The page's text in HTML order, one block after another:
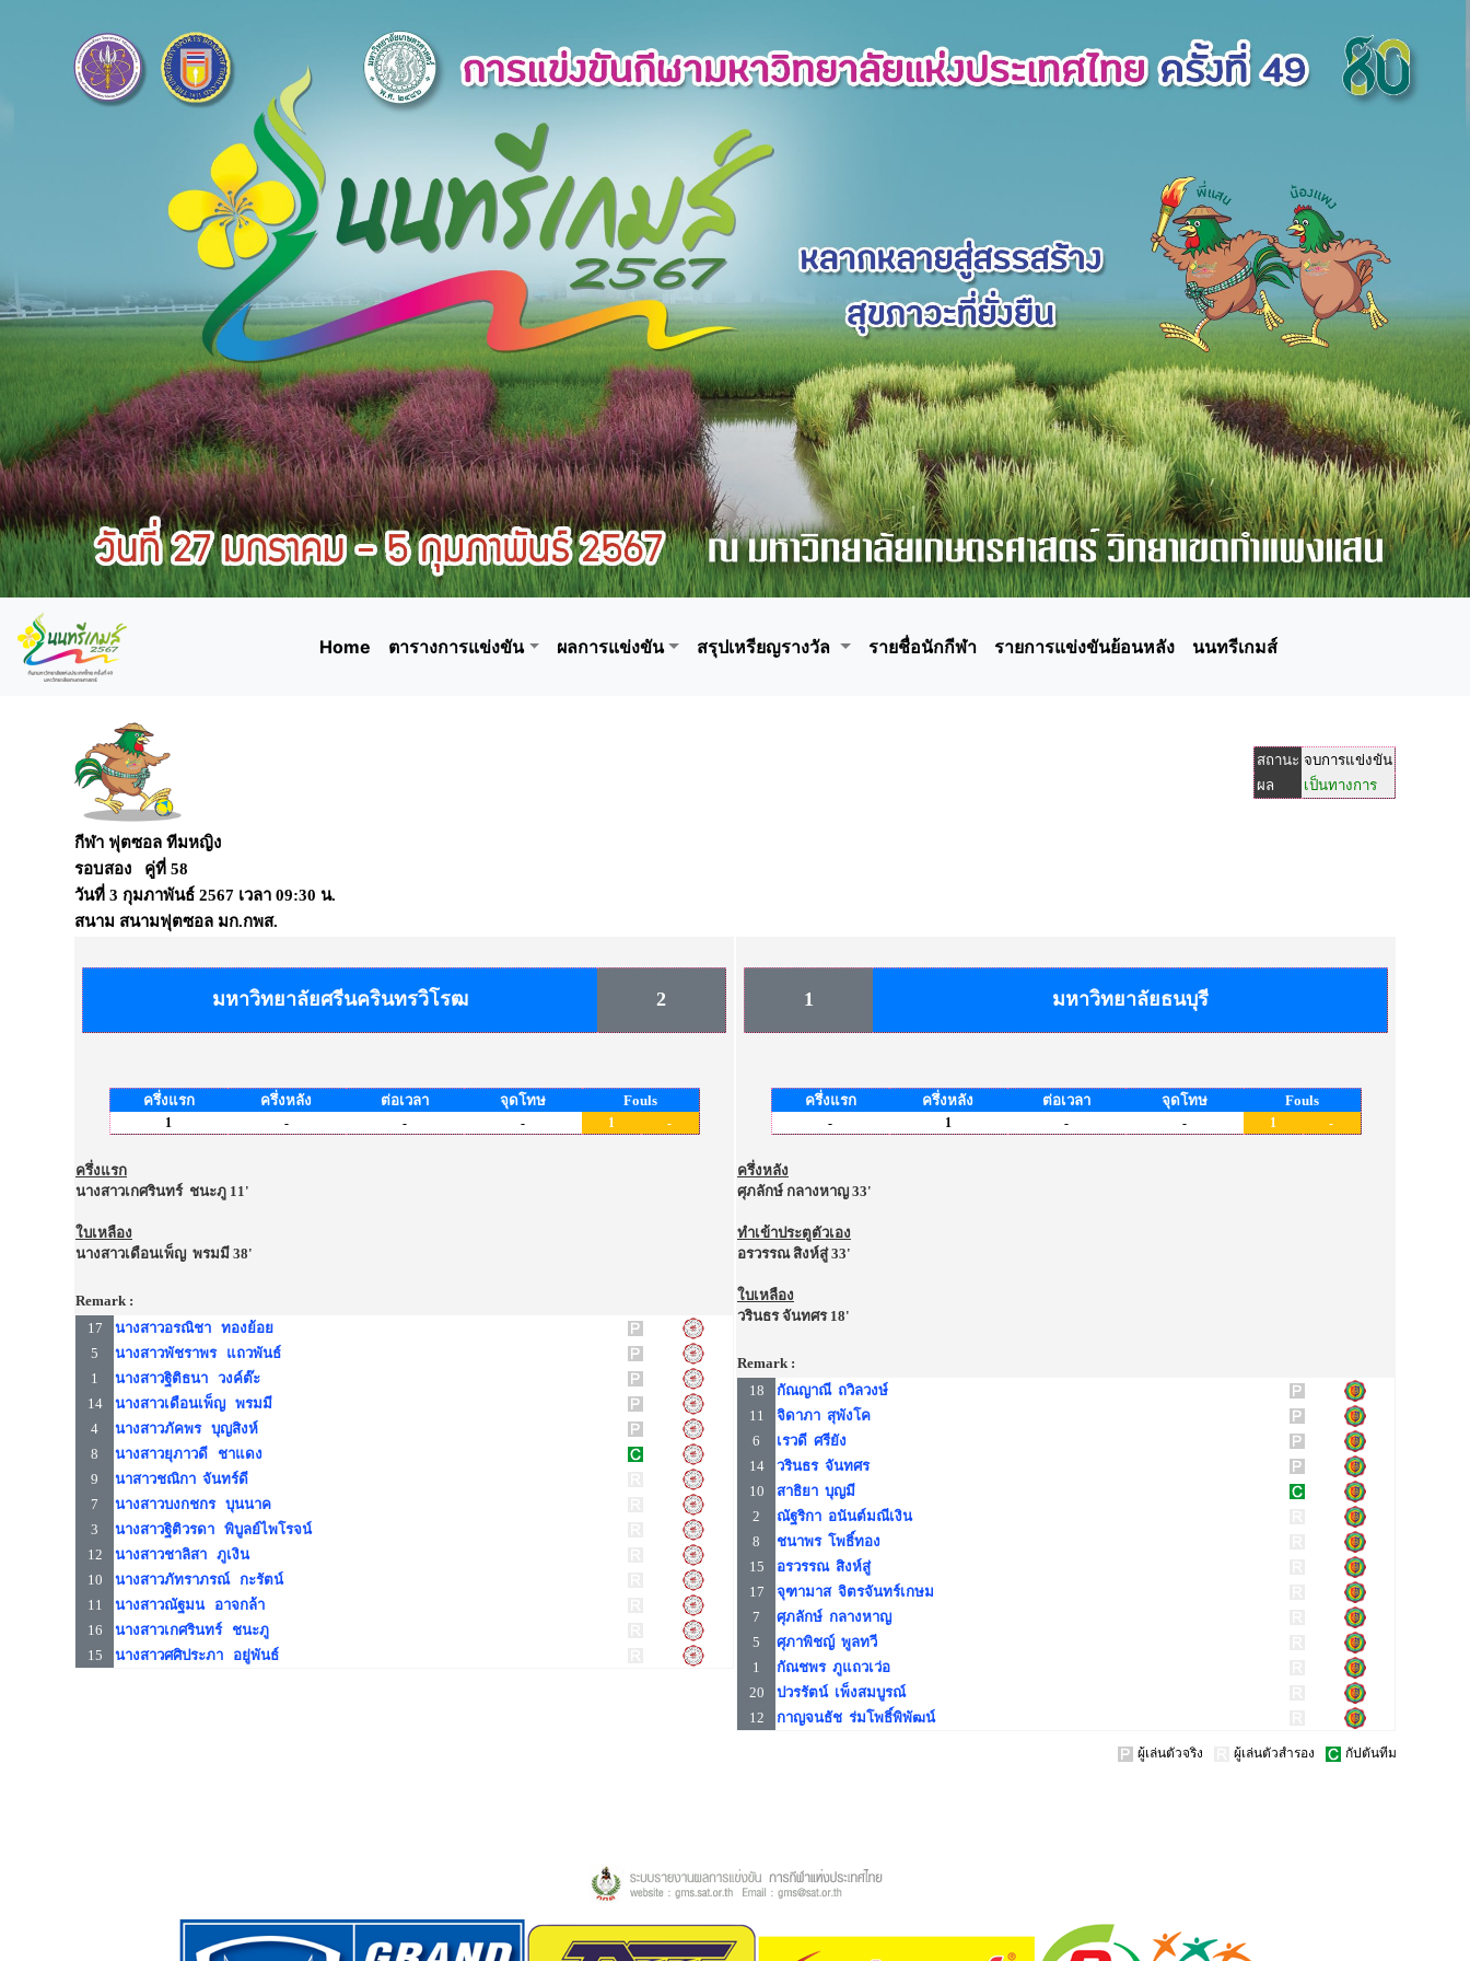
Home ตารางการแข่งขัน ผลการแข่งขัน สรุปเหรียญรางวัล รายชื่อนักกีฬา รายการแข่งขันย้อนหลัง นนทรีเกมส์
สถานะ จบการแข่งขัน
ผล
เป็นทางการ
กีฬา ฟุตซอล ทีมหญิง
รอบสอง คู่ที่ 58
วันที่ 3 กุมภาพันธ์ 2567 เวลา 09:30 น.
สนาม สนามฟุตซอล มก.กพส.
มหาวิทยาลัยศรีนครินทรวิโรฒ 2
ครึ่งแรก ครึ่งหลัง ต่อเวลา จุดโทษ Fouls
1 - - - 1 -
ครึ่งแรก
นางสาวเกศรินทร์ ชนะภู 11'
ใบเหลือง
นางสาวเดือนเพ็ญ พรมมี 38'
Remark :
17
นางสาวอรณิชา ทองย้อย
5
นางสาวพัชราพร แถวพันธ์
1
นางสาวฐิติธนา วงค์ต๊ะ
14
นางสาวเดือนเพ็ญ พรมมี
4
นางสาวภัคพร บุญสิงห์
8
นางสาวยุภาวดี ชาแดง
9
นาสาวชณิกา จันทร์ดี
7
นางสาวบงกชกร บุนนาค
3
นางสาวฐิติวรดา พิบูลย์ไพโรจน์
12
นางสาวชาลิสา ภูเงิน
10
นางสาวภัทราภรณ์ กะรัตน์
11
นางสาวณัฐมน อาจกล้า
16
นางสาวเกศรินทร์ ชนะภู
15
นางสาวศศิประภา อยู่พันธ์
1 มหาวิทยาลัยธนบุรี
ครึ่งแรก ครึ่งหลัง ต่อเวลา จุดโทษ Fouls
- 1 - - 1 -
ครึ่งหลัง
ศุภลักษ์ กลางหาญ 33'
ทำเข้าประตูตัวเอง
อรวรรณ สิงห์สู่ 33'
ใบเหลือง
วรินธร จันทศร 18'
Remark :
18
กัณญาณี ถวิลวงษ์
11
จิดาภา สุพังโค
6
เรวดี ศรียัง
14
วรินธร จันทศร
10
สาธิยา บุญมี
2
ณัฐริกา อนันต์มณีเงิน
8
ชนาพร โพธิ์ทอง
15
อรวรรณ สิงห์สู่
17
จุฑามาส จิตรจันทร์เกษม
7
ศุภลักษ์ กลางหาญ
5
ศุภาพิชญ์ พูลทวี
1
กัณชพร ภูแถวเว่อ
20
ปวรรัตน์ เพ็งสมบูรณ์
12
กาญจนธัช ร่มโพธิ์พิพัฒน์
ผู้เล่นตัวจริง ผู้เล่นตัวสำรอง กัปตันทีม